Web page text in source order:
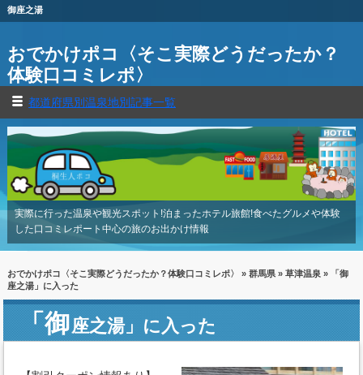
御座之湯
おでかけポコ〈そこ実際どうだったか？
体験口コミレポ〉
都道府県別温泉地別記事一覧
実際に行った温泉や観光スポット!泊まったホテル旅館!食べたグルメや体験
した口コミレポート中心の旅のお出かけ情報
おでかけポコ〈そこ実際どうだったか？体験口コミレポ〉 » 群馬県» 草津温泉 » 「御
座之湯」に入った
「御座之湯」に入った